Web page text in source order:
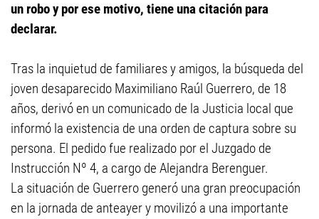
un robo y por ese motivo, tiene una citación para
declarar.
Tras la inquietud de familiares y amigos, la búsqueda del
joven desaparecido Maximiliano Raúl Guerrero, de 18
años, derivó en un comunicado de la Justicia local que
informó la existencia de una orden de captura sobre su
persona. El pedido fue realizado por el Juzgado de
Instrucción Nº 4, a cargo de Alejandra Berenguer.
La situación de Guerrero generó una gran preocupación
en la jornada de anteayer y movilizó a una importante